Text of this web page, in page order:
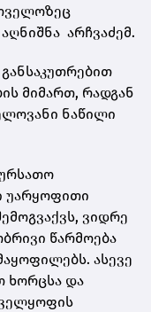
არჩვაძემ.
მიმართ, რადგან
ნაწილი
უარყოფითი
ვიდრე
წარმოება
ასევე
ხორცსა და